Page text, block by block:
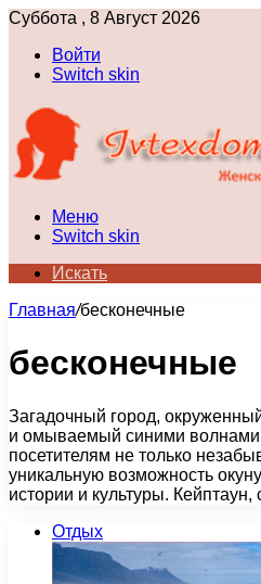
Суббота , 8 Август 2026
Войти
Switch skin
Меню
Switch skin
Искать
Главная/бесконечные
бесконечные
Загадочный город,
и омываемый синими волнами
посетителям не только
уникальную возможность
истории и культуры. Кейптаун,
Отдых